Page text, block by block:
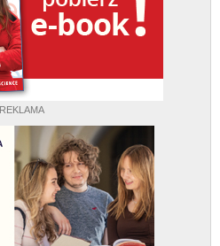
REKLAMA